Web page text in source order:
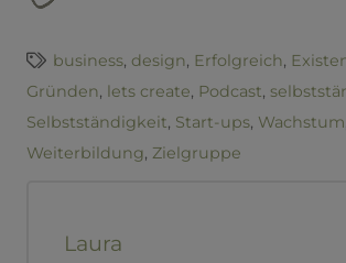
business, design, Erfolgreich,
Gründen, lets create, Podcast,
Selbstständigkeit, Start-ups, Wachstum
Weiterbildung, Zielgruppe
Laura